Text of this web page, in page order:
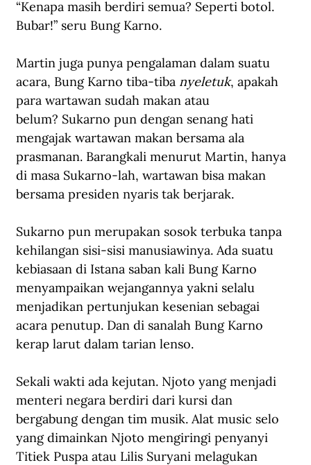
“Kenapa masih berdiri semua? Seperti botol.
Bubar!” seru Bung Karno.
Martin juga punya pengalaman dalam suatu
acara, Bung Karno tiba-tiba nyeletuk, apakah
para wartawan sudah makan atau
belum? Sukarno pun dengan senang hati
mengajak wartawan makan bersama ala
prasmanan. Barangkali menurut Martin, hanya
di masa Sukarno-lah, wartawan bisa makan
bersama presiden nyaris tak berjarak.
Sukarno pun merupakan sosok terbuka tanpa
kehilangan sisi-sisi manusiawinya. Ada suatu
kebiasaan di Istana saban kali Bung Karno
menyampaikan wejangannya yakni selalu
menjadikan pertunjukan kesenian sebagai
acara penutup. Dan di sanalah Bung Karno
kerap larut dalam tarian lenso.
Sekali wakti ada kejutan. Njoto yang menjadi
menteri negara berdiri dari kursi dan
bergabung dengan tim musik. Alat music selo
yang dimainkan Njoto mengiringi penyanyi
Titiek Puspa atau Lilis Suryani melagukan